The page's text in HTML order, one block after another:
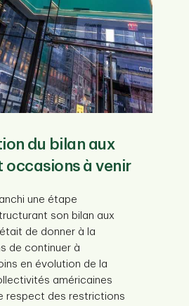
du bilan aux
occasions à venir
une étape
son bilan aux
de donner à la
de continuer à
en évolution de la
américaines
respect des restrictions